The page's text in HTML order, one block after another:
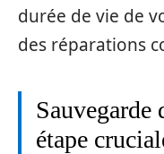
durée de vie de
des réparations
Sauvegarde
étape